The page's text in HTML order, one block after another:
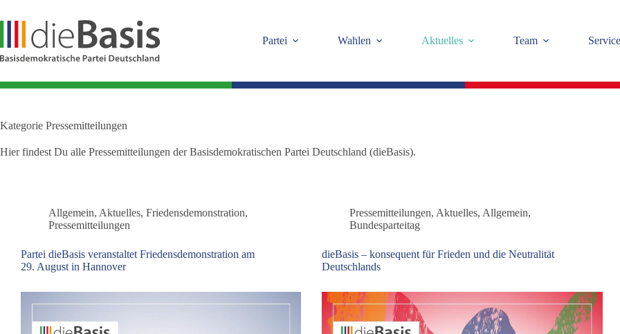
springen
Partei
Wahlen Aktuelles Team Service
Kategorie Pressemitteilungen
Hier findest Du alle Pressemitteilungen der Basisdemokratischen Partei Deutschland (dieBasis).
Allgemein, Aktuelles, Friedensdemonstration,
Pressemitteilungen
Partei dieBasis veranstaltet Friedensdemonstration am
29. August in Hannover
Pressemitteilungen, Aktuelles, Allgemein,
Bundesparteitag
dieBasis – konsequent für Frieden und die Neutralität
Deutschlands